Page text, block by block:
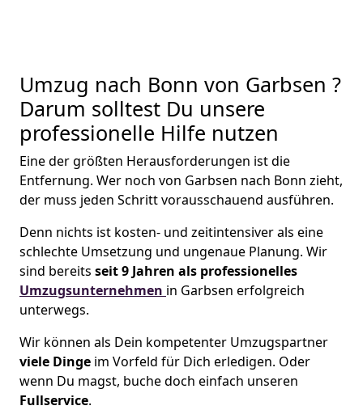
Umzug nach Bonn von Garbsen ?
Darum solltest Du unsere
professionelle Hilfe nutzen
Eine der größten Herausforderungen ist die
Entfernung. Wer noch von Garbsen nach Bonn zieht,
der muss jeden Schritt vorausschauend ausführen.
Denn nichts ist kosten- und zeitintensiver als eine
schlechte Umsetzung und ungenaue Planung. Wir
sind bereits seit 9 Jahren als professionelles
Umzugsunternehmen in Garbsen erfolgreich
unterwegs.
Wir können als Dein kompetenter Umzugspartner
viele Dinge im Vorfeld für Dich erledigen. Oder
wenn Du magst, buche doch einfach unseren
Fullservice.